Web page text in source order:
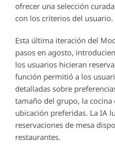
ofrecer una selección
con los criterios del usuario.
Esta última iteración del
pasos en agosto,
los usuarios hicieran
función permitió a los
detalladas sobre
tamaño del grupo, la cocina
ubicación preferidas. La IA
reservaciones de mesa
restaurantes.